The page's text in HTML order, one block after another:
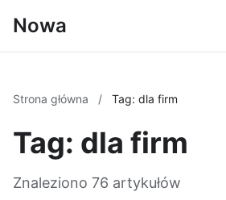
Nowa
Strona główna / Tag: dla firm
Tag: dla firm
Znaleziono 76 artykułów